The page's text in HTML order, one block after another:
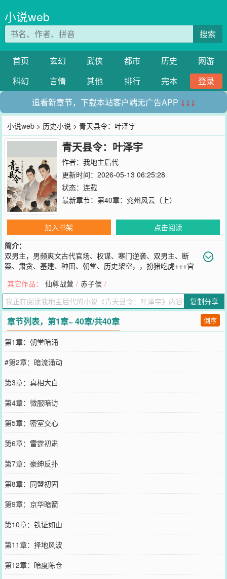
小说web
搜索
首页 玄幻 武侠 都市 历史
网游
科幻
言情 其他 排行 完本
登录
追看新章节，下载本站客户端无广告APP ↓↓↓
小说web > 历史小说 > 青天县令：叶泽宇
青天县令：叶泽宇
作者： 我地主后代
更新时间：2026-05-13 06:25:28
状态：连载
最新章节： 第40章：兖州风云（上）
加入书架
点击阅读
简介：
双男主，男频爽文古代官场、权谋、寒门逆袭、双男主、断
案、肃贪、基建、种田、朝堂、历史架空，，扮猪吃虎+++官
被贬至边陲小县。面对官场腐朽、豪绅横行的局面，他冒险选择表面
与贪官同流合污，暗中积攒资金用于修堤筑坝、兴办学堂。与此同
时，心系天下的郡王郡延迟派御史前往巡查，意图肃清贪腐。当御史
带着账本抵达小县时，全县百姓跪地高呼"青天大老爷"，叶泽宇的智
慧与勇气得到彰显。郡延迟听闻此事，对叶泽宇深感敬佩，两人结成
同盟，共同推动改革，为百姓谋福祉，成为后世传颂的佳话。+【故事
简介】
您要是觉得《 青天县令：叶泽宇
微博微信里的朋友推荐哦！
其它作品： 仙尊战营 / 赤子侯 /
复制分享
章节列表，第1章~ 40章/共40章 倒序
第1章：朝堂暗涌
#第2章：暗流涌动
第3章：真相大白
第4章：微服暗访
第5章：密室交心
第6章：雷霆初肃
第7章：豪绅反扑
第8章：同盟初固
第9章：京华暗箭
第10章：铁证如山
第11章：择地风波
第12章：暗度陈仓